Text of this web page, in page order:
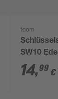
toom
SW10
mm 25
14,99 €